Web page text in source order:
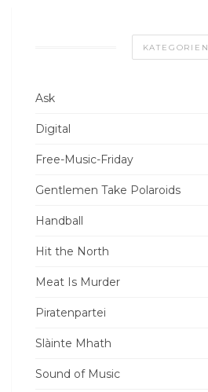
KATEGORIEN
Ask
Digital
Free-Music-Friday
Gentlemen Take Polaroids
Handball
Hit the North
Meat Is Murder
Piratenpartei
Slàinte Mhath
Sound of Music